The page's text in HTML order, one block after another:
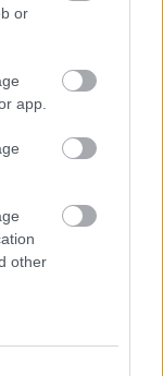
or
app.
other
úgy képzelted
"Álom
már akkor
jutott! Főleg